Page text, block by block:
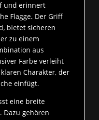
und erinnert
Flagge. Der Griff
bietet sicheren
zu einem
aus
Farbe verleiht
Charakter, der
einfügt.
eine breite
Dazu gehören